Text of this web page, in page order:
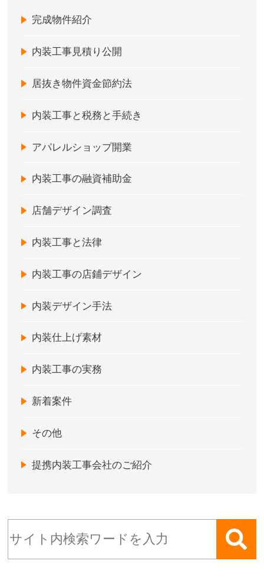
完成物件紹介
内装工事見積り公開
居抜き物件資金節約法
内装工事と税務と手続き
アパレルショップ開業
内装工事の融資補助金
店舗デザイン調査
内装工事と法律
内装工事の店鋪デザイン
内装デザイン手法
内装仕上げ素材
内装工事の実務
新着案件
その他
提携内装工事会社のご紹介